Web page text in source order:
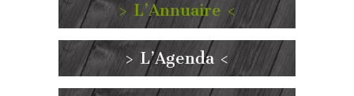
> L’Annuaire <
> L’Agenda <